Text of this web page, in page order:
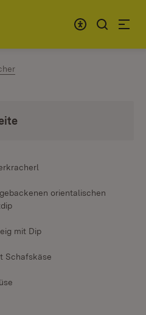
orientalischen
mit Dip
Schafskäse